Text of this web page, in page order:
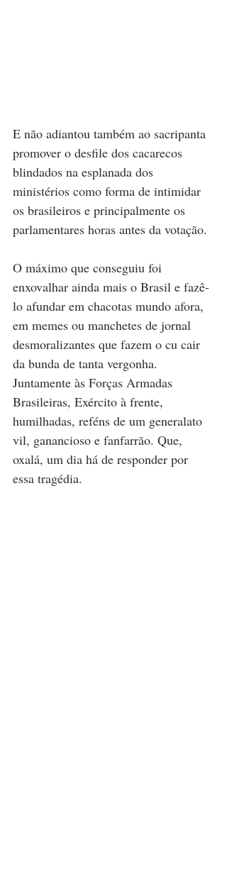
E não adiantou também ao sacripanta
promover o desfile dos cacarecos
blindados na esplanada dos
ministérios como forma de intimidar
os brasileiros e principalmente os
parlamentares horas antes da votação.
O máximo que conseguiu foi
enxovalhar ainda mais o Brasil e fazê-
lo afundar em chacotas mundo afora,
em memes ou manchetes de jornal
desmoralizantes que fazem o cu cair
da bunda de tanta vergonha.
Juntamente às Forças Armadas
Brasileiras, Exército à frente,
humilhadas, reféns de um generalato
vil, ganancioso e fanfarrão. Que,
oxalá, um dia há de responder por
essa tragédia.